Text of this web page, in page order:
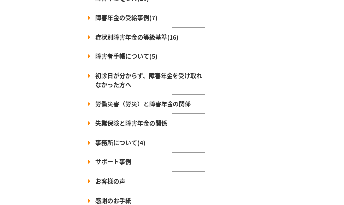
障害年金の受給事例(7)
症状別障害年金の等級基準(16)
障害者手帳について(5)
初診日が分からず、障害年金を受け取れ
なかった方へ
労働災害（労災）と障害年金の関係
失業保険と障害年金の関係
事務所について(4)
サポート事例
お客様の声
感謝のお手紙